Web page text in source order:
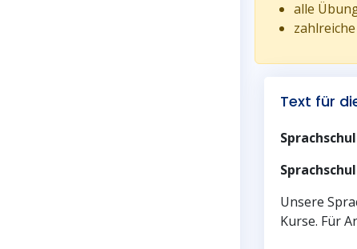
alle
Text für
Unsere
Kurse. Für